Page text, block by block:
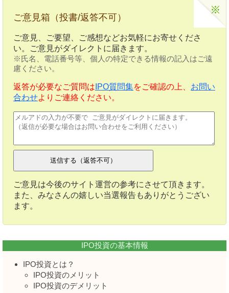
ご意見箱（投書/返答不可）
ご意見、ご要望、ご感想などお気軽にお寄せくださ
い。ご意見がダイレクトに届きます。
※氏名、電話番号等、個人の特定できる情報の記入はご遠
慮ください。
返答が必要なご質問は IPO質問集をご確認の上、 お問い
合わせよりご連絡ください。
ご意見は今後のサイト運営の参考にさせて頂きます。
また、みなさんの嬉しい当選報告もありがとうござい
ます。
IPO投資の基本情報
IPO投資とは？
IPO投資のメリット
IPO投資のデメリット